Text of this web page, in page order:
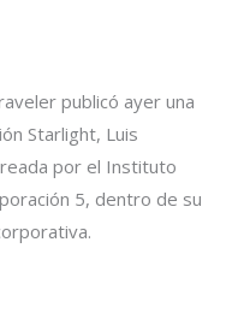
publicó ayer una
Starlight, Luis
por el Instituto
5, dentro de su